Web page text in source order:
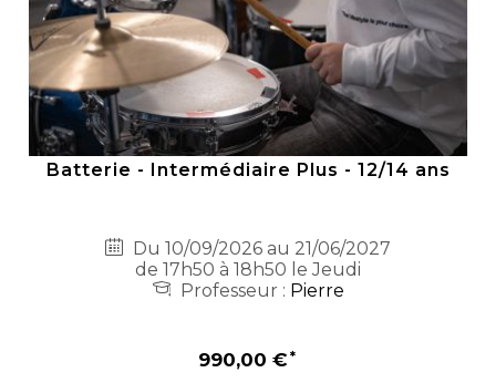
Batterie - Intermédiaire Plus - 12/14 ans
Du 10/09/2026 au 21/06/2027
de 17h50 à 18h50 le Jeudi
Professeur : Pierre
990,00 €